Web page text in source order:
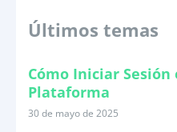
Últimos temas
Cómo Iniciar Sesión
Plataforma
30 de mayo de 2025